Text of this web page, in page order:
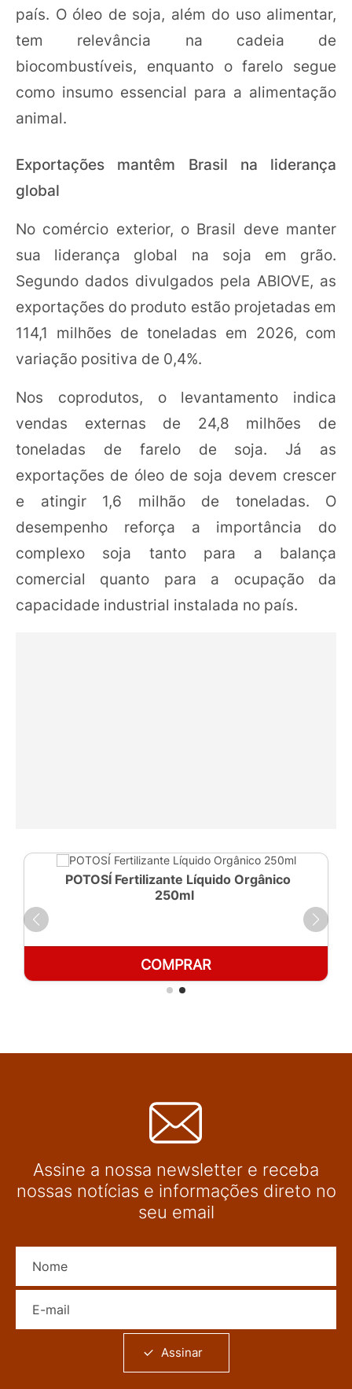
país. O óleo de soja, além do uso alimentar,
tem relevância na cadeia de
biocombustíveis, enquanto o farelo segue
como insumo essencial para a alimentação
animal.
Exportações mantêm Brasil na liderança
global
No comércio exterior, o Brasil deve manter
sua liderança global na soja em grão.
Segundo dados divulgados pela ABIOVE, as
exportações do produto estão projetadas em
114,1 milhões de toneladas em 2026, com
variação positiva de 0,4%.
Nos coprodutos, o levantamento indica
vendas externas de 24,8 milhões de
toneladas de farelo de soja. Já as
exportações de óleo de soja devem crescer
e atingir 1,6 milhão de toneladas. O
desempenho reforça a importância do
complexo soja tanto para a balança
comercial quanto para a ocupação da
capacidade industrial instalada no país.
POTOSÍ Fertilizante Líquido Orgânico
250ml
COMPRAR
Assine a nossa newsletter e receba
nossas notícias e informações direto no
seu email
Assinar